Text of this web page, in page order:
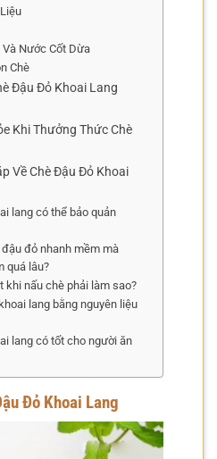
Và Nước Cốt Dừa
Chè
Đậu Đỏ Khoai Lang
Khi Thưởng Thức Chè
Về Chè Đậu Đỏ Khoai
lang có thể bảo quản
đỏ nhanh mềm mà
quá lâu?
khi nấu chè phải làm sao?
lang bằng nguyên liệu
lang có tốt cho người ăn
Đỏ Khoai Lang